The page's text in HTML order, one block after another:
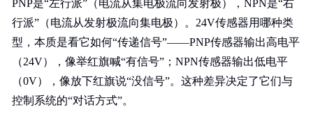
PNP是“左行派”（电流从集电极流向发射极），NPN是“右
行派”（电流从发射极流向集电极）。24V传感器用哪种类
型，本质是看它如何“传递信号”——PNP传感器输出高电平
（24V），像举红旗喊“有信号”；NPN传感器输出低电平
（0V），像放下红旗说“没信号”。这种差异决定了它们与
控制系统的“对话方式”。